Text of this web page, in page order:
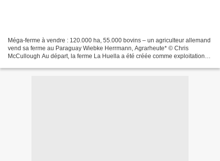
Méga-ferme à vendre : 120.000 ha, 55.000 bovins – un agriculteur allemand
vend sa ferme au Paraguay Wiebke Herrmann, Agrarheute* © Chris
McCullough Au départ, la ferme La Huella a été créée comme exploitation